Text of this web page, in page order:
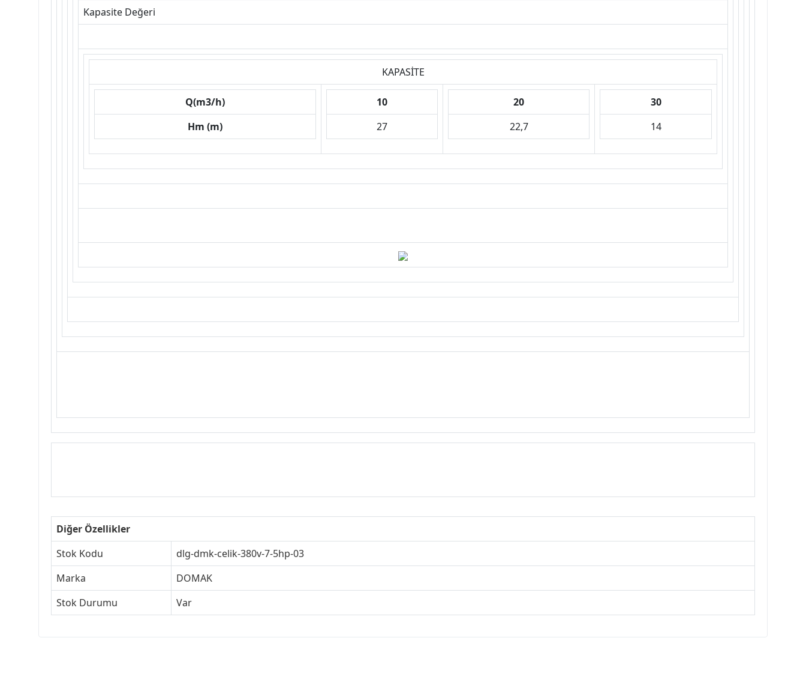
Kapasite Değeri
KAPASİTE
Q(m3/h)
Hm (m)
10
27
20
22,7
30
14
Diğer Özellikler
Stok Kodu
dlg-dmk-celik-380v-7-5hp-03
Marka
DOMAK
Stok Durumu
Var